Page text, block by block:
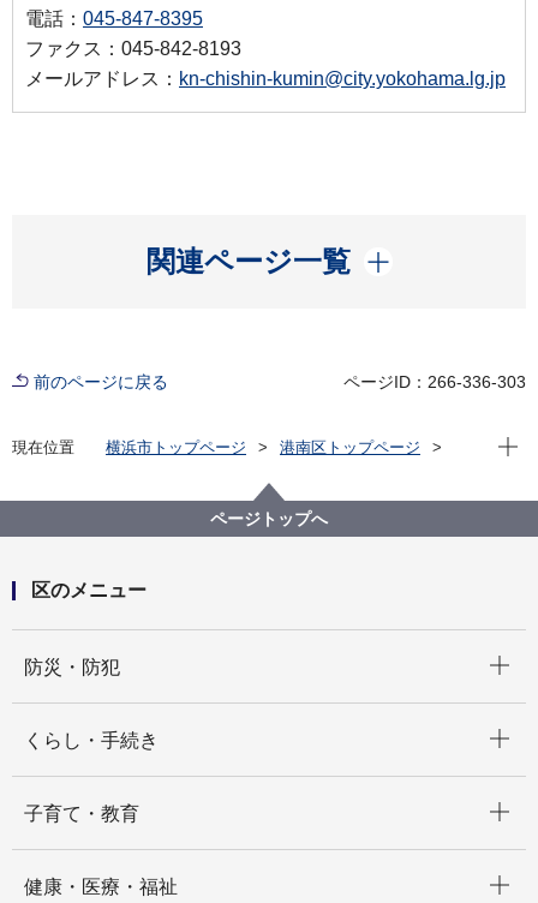
電話： 045-847-8395
ファクス：045-842-8193
メールアドレス： kn-chishin-kumin@city.yokohama.lg.jp
関連ページ一覧
開く
前のページに戻る ページID：266-336-303
現在位置 横浜市トップページ
港南区トップページ
スポーツ振興 スポーツ推進委員連絡協議会 スポー
港南区スポーツ協会
現在
ページトップへ
区のメニュー
防災・防犯
くらし・手続き
子育て・教育
健康・医療・福祉